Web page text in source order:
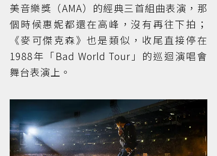
美音樂獎（AMA）的經典三首組曲表演，那
個時候惠妮都還在高峰，沒有再往下拍；
《麥可傑克森》也是類似，收尾直接停在
1988年「Bad World Tour」的巡迴演唱會
舞台表演上。